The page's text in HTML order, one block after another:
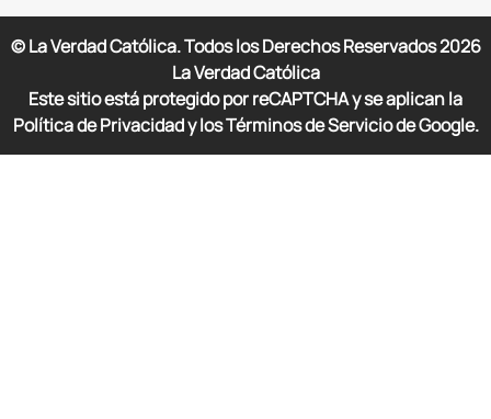
© La Verdad Católica. Todos los Derechos Reservados2026
La Verdad Católica
Este sitio está protegido por reCAPTCHA y se aplican la
Política de Privacidad y los Términos de Servicio de Google.